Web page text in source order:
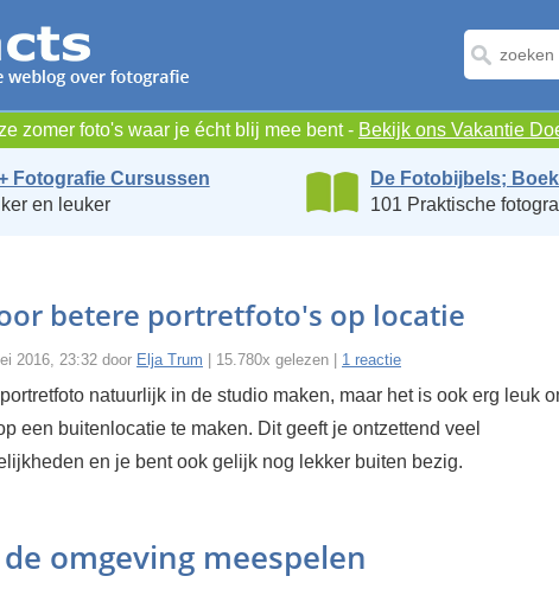
zomer foto's waar je écht blij mee bent - Bekijk ons Vakantie
Fotografie Cursussen
en leuker
De Fotobijbels;
101 Praktische
betere portretfoto's op locatie
2016, 23:32 door Elja Trum | 15.780x gelezen | 1 reactie
natuurlijk in de studio maken, maar het is ook erg leuk
een buitenlocatie te maken. Dit geeft je ontzettend veel
en je bent ook gelijk nog lekker buiten bezig.
omgeving meespelen